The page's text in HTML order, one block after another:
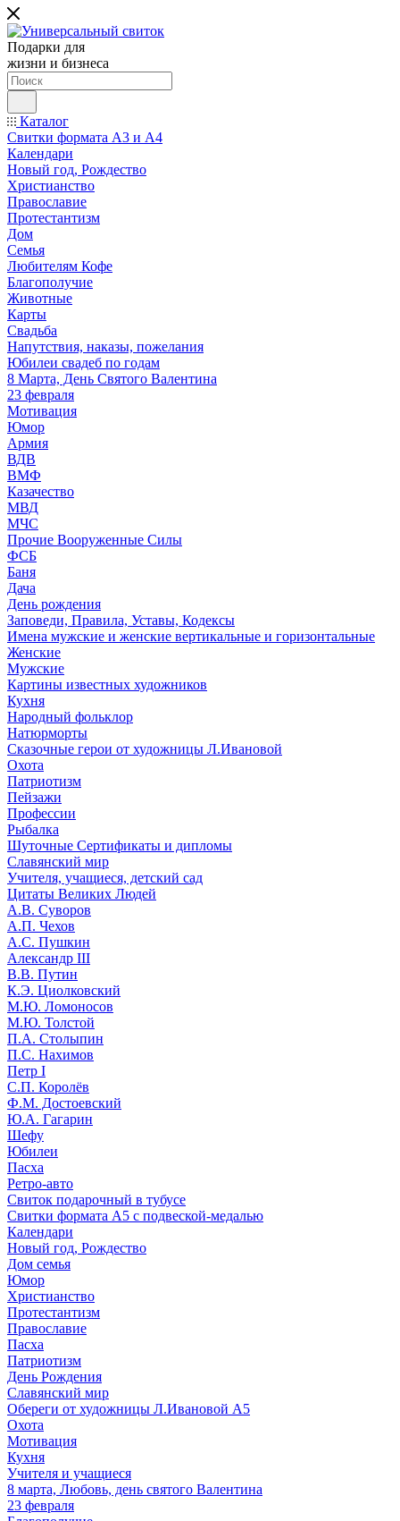
Подарки для
жизни и бизнеса
Каталог
Свитки формата А3 и А4
Календари
Новый год, Рождество
Христианство
Православие
Протестантизм
Дом
Семья
Любителям Кофе
Благополучие
Животные
Карты
Свадьба
Напутствия, наказы, пожелания
Юбилеи свадеб по годам
8 Марта, День Святого Валентина
23 февраля
Мотивация
Юмор
Армия
ВДВ
ВМФ
Казачество
МВД
МЧС
Прочие Вооруженные Силы
ФСБ
Баня
Дача
День рождения
Заповеди, Правила, Уставы, Кодексы
Имена мужские и женские вертикальные и горизонтальные
Женские
Мужские
Картины известных художников
Кухня
Народный фольклор
Натюрморты
Сказочные герои от художницы Л.Ивановой
Охота
Патриотизм
Пейзажи
Профессии
Рыбалка
Шуточные Сертификаты и дипломы
Славянский мир
Учителя, учащиеся, детский сад
Цитаты Великих Людей
А.В. Суворов
А.П. Чехов
А.С. Пушкин
Александр III
В.В. Путин
К.Э. Циолковский
М.Ю. Ломоносов
М.Ю. Толстой
П.А. Столыпин
П.С. Нахимов
Петр I
С.П. Королёв
Ф.М. Достоевский
Ю.А. Гагарин
Шефу
Юбилеи
Пасха
Ретро-авто
Свиток подарочный в тубусе
Свитки формата А5 с подвеской-медалью
Календари
Новый год, Рождество
Дом семья
Юмор
Христианство
Протестантизм
Православие
Пасха
Патриотизм
День Рождения
Славянский мир
Обереги от художницы Л.Ивановой А5
Охота
Мотивация
Кухня
Учителя и учащиеся
8 марта, Любовь, день святого Валентина
23 февраля